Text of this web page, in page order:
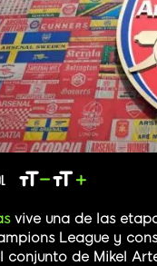
vive una de las
League y
conjunto de Mikel